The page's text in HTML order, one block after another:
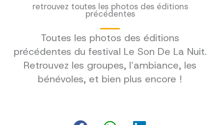
retrouvez toutes les photos des éditions
précédentes
Toutes les photos des éditions
précédentes du festival Le Son De La Nuit.
Retrouvez les groupes, l’ambiance, les
bénévoles, et bien plus encore !